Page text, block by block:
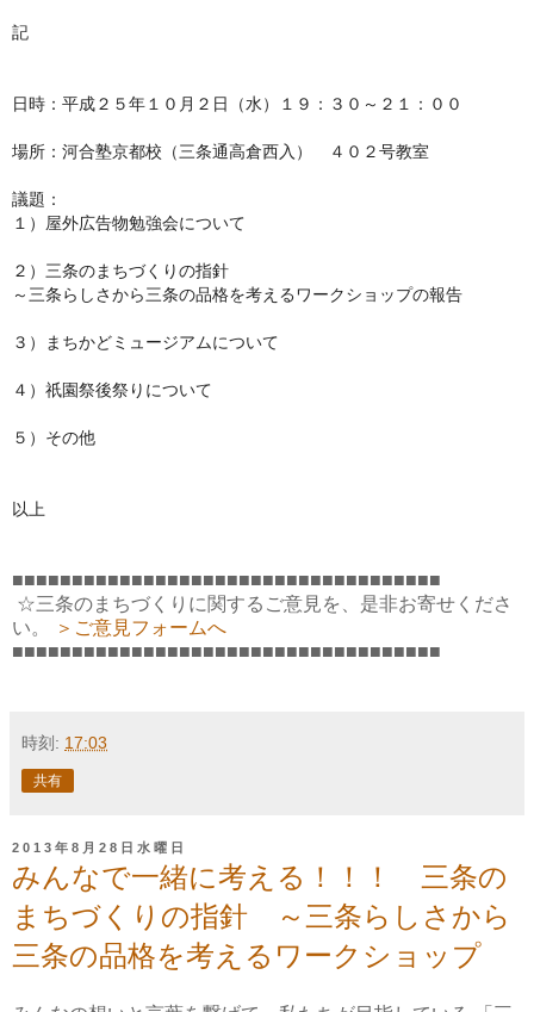
記
日時：平成２５年１０月２日（水）１９：３０～２１：００
場所：河合塾京都校（三条通高倉西入） ４０２号教室
議題：
１）屋外広告物勉強会について
２）三条のまちづくりの指針
～三条らしさから三条の品格を考えるワークショップの報告
３）まちかどミュージアムについて
４）祇園祭後祭りについて
５）その他
以上
■■■■■■■■■■■■■■■■■■■■■■■■■■■■■■■■■■■■
☆三条のまちづくりに関するご意見を、是非お寄せくださ
い。
＞ご意見フォームへ
■■■■■■■■■■■■■■■■■■■■■■■■■■■■■■■■■■■■
時刻: 17:03
共有
2013年8月28日水曜日
みんなで一緒に考える！！！ 三条の
まちづくりの指針 ～三条らしさから
三条の品格を考えるワークショップ